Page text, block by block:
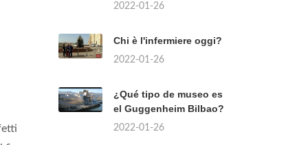
2022-01-26
Chi è l'infermiere oggi?
2022-01-26
¿Qué tipo de museo es
el Guggenheim Bilbao?
2022-01-26